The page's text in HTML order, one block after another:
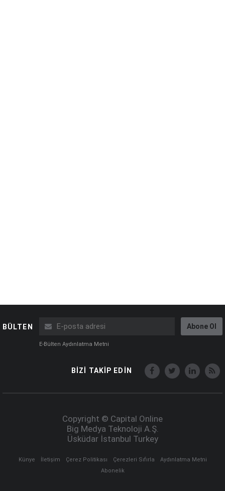
BÜLTEN Abone Ol
E-Bülten Aydınlatma Metni
BİZİ TAKİP EDİN
Copyright © Capital Online
Big Medya Teknoloji A.Ş.
Üsküdar İstanbul Turkey
Künye İletişim Çerez Politikası Çerezleri Sıfırla
Aydınlatma Metni
Abonelik